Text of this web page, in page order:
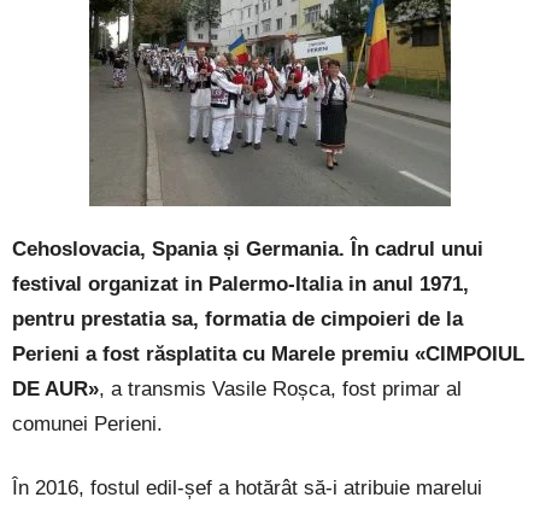
Cehoslovacia, Spania și Germania. În cadrul unui
festival organizat in Palermo-Italia in anul 1971,
pentru prestatia sa, formatia de cimpoieri de la
Perieni a fost răsplatita cu Marele premiu «CIMPOIUL
DE AUR», a transmis Vasile Roșca, fost primar al
comunei Perieni.
În 2016, fostul edil-șef a hotărât să-i atribuie marelui